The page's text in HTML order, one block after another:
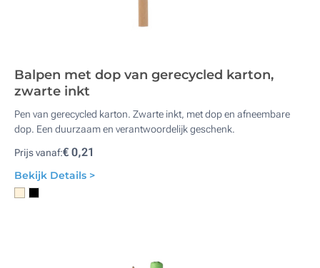
Balpen met dop van gerecycled karton,
zwarte inkt
Pen van gerecycled karton. Zwarte inkt, met dop en afneembare
dop. Een duurzaam en verantwoordelijk geschenk.
Prijs vanaf:€ 0,21
Bekijk Details >